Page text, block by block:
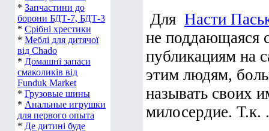
* Запчастини до
борони БДТ-7, БДТ-3
* Срібні хрестики
* Меблі для дитячої
від Chado
* Домашні запаси
смаколиків від
Funduk Market
* Грузовые шины
* Анальные игрушки
для первого опыта
* Де дитині буде
Для Насти
не поддающаяся
публикациям на
этим людям,
называть своих
милосердие. Т.к.